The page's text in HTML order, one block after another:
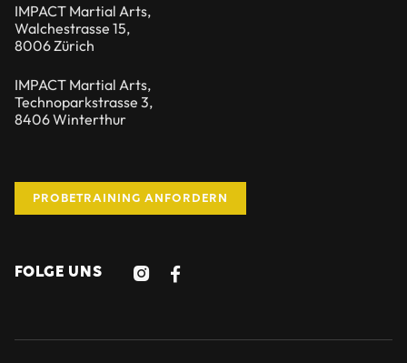
IMPACT Martial Arts,
Walchestrasse 15,
8006 Zürich
IMPACT Martial Arts,
Technoparkstrasse 3,
8406 Winterthur
PROBETRAINING ANFORDERN
FOLGE UNS  